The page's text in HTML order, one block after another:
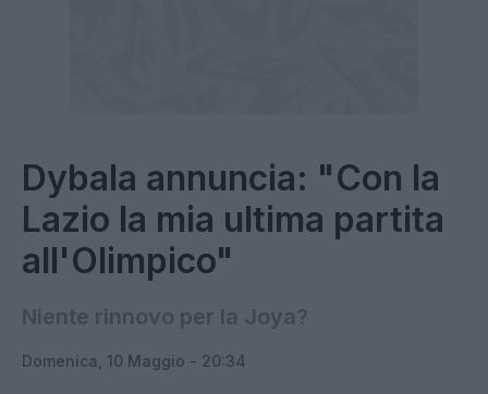
Dybala annuncia: "Con la
Lazio la mia ultima partita
all'Olimpico"
Niente rinnovo per la Joya?
Domenica, 10 Maggio - 20:34